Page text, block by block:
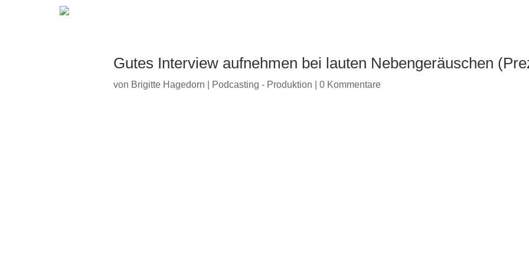
Gutes Interview aufnehmen bei lauten Nebengeräuschen
von Brigitte Hagedorn Podcasting - Produktion 0 Kommentare